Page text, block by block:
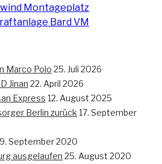
Montageplatz
Bard VM
Marco Polo 25. Juli 2026
Jinan 22. April 2026
Express 12. August 2025
Berlin zurück 17. September
9. September 2020
ausgelaufen 25. August 2020